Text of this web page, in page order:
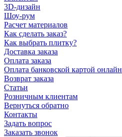
3D-дизайн
Шоу-рум
Расчет материалов
Как сделать заказ?
Как выбрать плитку?
Доставка заказа
Оплата заказа
Оплата банковской картой онлайн
Возврат заказа
Статьи
Розничным клиентам
Вернуться обратно
Контакты
Задать вопрос
Заказать звонок